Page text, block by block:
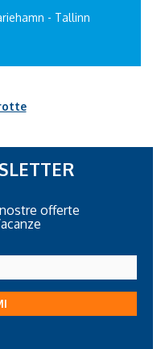
- Tallinn
offerte